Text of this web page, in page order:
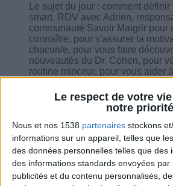
Le respect de votre
notre priorité
Nous et nos 1538 partenaires stockons
informations sur un appareil, telles que
des données personnelles telles que des
des informations standards envoyées
publicités et du contenu personnalisés,
Le sujet du jour : comment
smart. RDV avec Adrien,
communauté Savoir Maigrir pour
connaître, pour s'assurer la
chacun/e, pour vous faire
nouveautés du Dr. Cohen, pour
routine minceur, pour vous aider
questions.
Combien de kilos souhaitez-